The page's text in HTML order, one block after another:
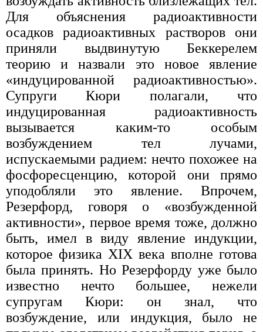
Для объяснения радиоактивности
осадков радиоактивных растворов они
приняли выдвинутую Беккерелем
теорию и назвали это новое явление
«индуцированной радиоактивностью».
Супруги Кюри полагали, что
индуцированная радиоактивность
вызывается каким-то особым
возбуждением тел лучами,
испускаемыми радием: нечто похожее на
фосфоресценцию, которой они прямо
уподобляли это явление. Впрочем,
Резерфорд, говоря о «возбужденной
активности», первое время тоже, должно
быть, имел в виду явление индукции,
которое физика XIX века вполне готова
была принять. Но Резерфорду уже было
известно нечто большее, нежели
супругам Кюри: он знал, что
возбуждение, или индукция, было не